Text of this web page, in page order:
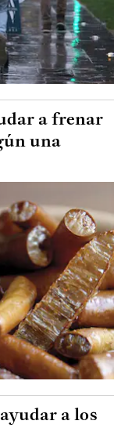
a frenar
una
a los